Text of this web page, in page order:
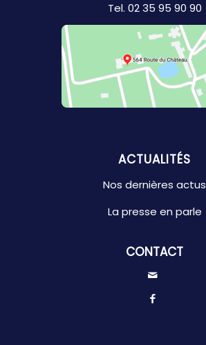
Tel. 02 35 95 90 90
ACTUALITÉS
Nos dernières actus
La presse en parle
CONTACT